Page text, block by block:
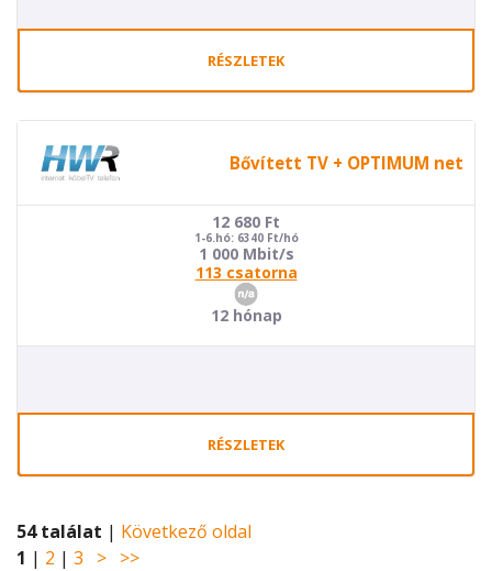
RÉSZLETEK
Bővített TV + OPTIMUM net
12 680 Ft
1-6.hó: 6340 Ft/hó
1 000 Mbit/s
113 csatorna
12 hónap
RÉSZLETEK
54 találat | Következő oldal
1 | 2 | 3 > >>